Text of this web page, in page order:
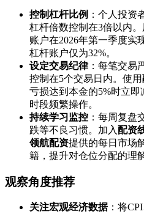
控制杠杆比例 ：个人投资
杠杆倍数控制在3倍以内
账户在2026年第一季度实
杠杆账户仅为32%。
设定交易纪律：每笔交易
控制在5个交易日内。使用
亏损达到本金的5%时立
时段频繁操作。
持续学习监控 ：每周复盘
跌等不良习惯。加入配资
领航配资提供的每日市场
籍，提升对仓位分配的理解
观察角度推荐
关注宏观经济数据：将